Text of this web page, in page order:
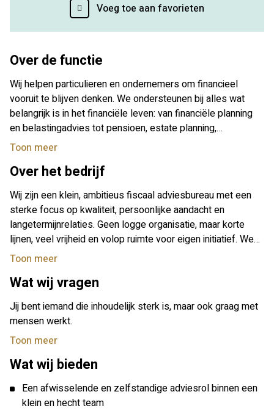
Voeg toe aan favorieten
Over de functie
Wij helpen particulieren en ondernemers om financieel
vooruit te blijven denken. We ondersteunen bij alles wat
belangrijk is in het financiële leven: van financiële planning
en belastingadvies tot pensioen, estate planning,
administratie en ondernemerscoaching. Daarbij kijken we
iemand is en wat écht belangrijk is.
Toon meer
Over het bedrijf
Wij zijn een klein, ambitieus fiscaal adviesbureau met een
sterke focus op kwaliteit, persoonlijke aandacht en
langetermijnrelaties. Geen logge organisatie, maar korte
lijnen, veel vrijheid en volop ruimte voor eigen initiatief. We
werken voor ondernemers, vermogende particulieren en
toekomstgericht fiscaal advies.
Toon meer
Wat wij vragen
Jij bent iemand die inhoudelijk sterk is, maar ook graag met
mensen werkt.
Toon meer
Wat wij bieden
Een afwisselende en zelfstandige adviesrol binnen een
klein en hecht team